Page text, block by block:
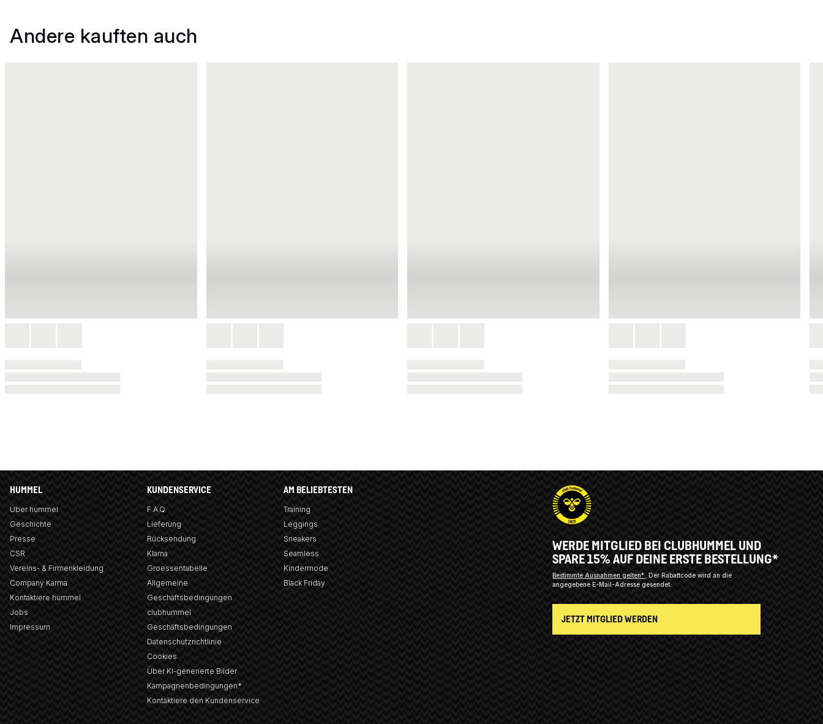
Andere kauften auch
HUMMEL
Über hummel
Geschichte
Presse
CSR
Vereins- & Firmenkleidung
Company Karma
Kontaktiere hummel
Jobs
Impressum
KUNDENSERVICE
F.A.Q
Lieferung
Rücksendung
Klarna
Groessentabelle
Allgemeine
Geschäftsbedingungen
clubhummel
Geschäftsbedingungen
Datenschutzrichtlinie
Cookies
Über KI-generierte Bilder
Kampagnenbedingungen*
Kontaktiere den Kundenservice
AM BELIEBTESTEN
Training
Leggings
Sneakers
Seamless
Kindermode
Black Friday
WERDE MITGLIED BEI CLUBHUMMEL UND
SPARE 15% AUF DEINE ERSTE BESTELLUNG*
Bestimmte Ausnahmen gelten*
Der Rabattcode wird an die
angegebene E-Mail-Adresse gesendet.
JETZT MITGLIED WERDEN